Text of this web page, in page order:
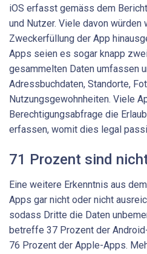
iOS erfasst gemäss dem
und Nutzer. Viele davon würden
Zweckerfüllung der App
Apps seien es sogar knapp
gesammelten Daten umfassen
Adressbuchdaten, Standorte,
Nutzungsgewohnheiten. Viele
Berechtigungsabfrage die
erfassen, womit dies legal
71 Prozent sind
Eine weitere Erkenntnis aus
Apps gar nicht oder nicht
sodass Dritte die Daten
betreffe 37 Prozent der
76 Prozent der Apple-Apps.